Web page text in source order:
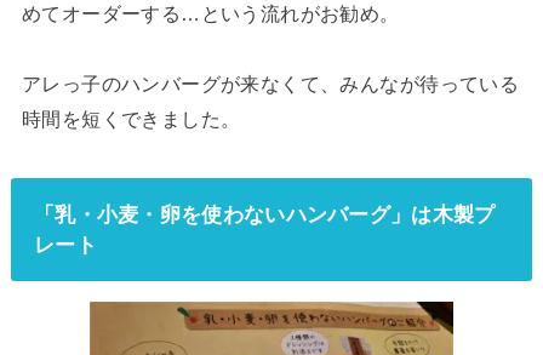
めてオーダーする…という流れがお勧め。
アレっ子のハンバーグが来なくて、みんなが待っている
時間を短くできました。
「乳・小麦・卵を使わないハンバーグ」は木製プ
レート